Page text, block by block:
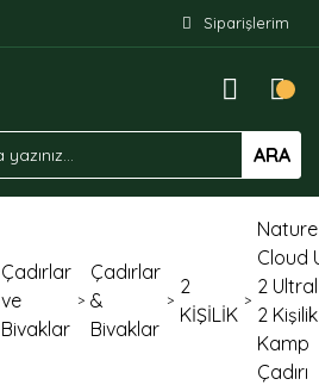
Siparişlerim
ARA
Çadırlar
ve
Bivaklar
Çadırlar
&
Bivaklar
2
KİŞİLİK
Cloud
2
2 Kişilik
Kamp
Çadırı